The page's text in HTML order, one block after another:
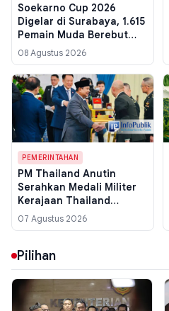
Soekarno Cup 2026
Digelar di Surabaya, 1.615
Pemain Muda Berebut
Tikut 25 Skuad Jatim
08 Agustus 2026
PEMERINTAHAN
PM Thailand Anutin
Serahkan Medali Militer
Kerajaan Thailand
kepada Presiden
Prabowo di Istana
07 Agustus 2026
Pilihan